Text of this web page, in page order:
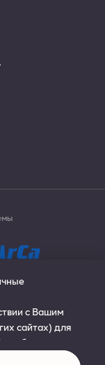
All rights
с Вашим
сайтах) для
улучшить